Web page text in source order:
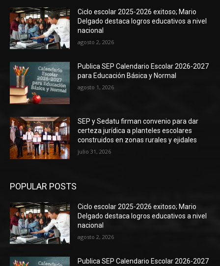
Ciclo escolar 2025-2026 exitoso; Mario
Delgado destaca logros educativos a nivel
nacional
agosto 2, 2026
Publica SEP Calendario Escolar 2026-2027
para Educación Básica y Normal
agosto 1, 2026
SEP y Sedatu firman convenio para dar
certeza jurídica a planteles escolares
construidos en zonas rurales y ejidales
julio 31, 2026
POPULAR POSTS
Ciclo escolar 2025-2026 exitoso; Mario
Delgado destaca logros educativos a nivel
nacional
agosto 2, 2026
Publica SEP Calendario Escolar 2026-2027